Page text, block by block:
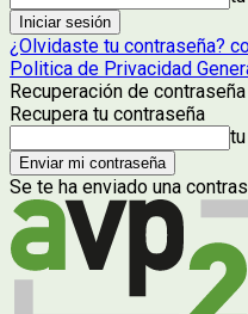
¿Olvidaste tu contraseña?
Politica de Privacidad
Recuperación de contraseña
Recupera tu contraseña
Se te ha enviado una